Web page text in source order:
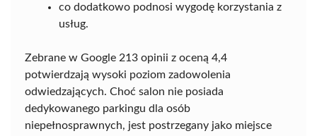
co dodatkowo podnosi wygodę korzystania z
usług.
Zebrane w Google 213 opinii z oceną 4,4
potwierdzają wysoki poziom zadowolenia
odwiedzających. Choć salon nie posiada
dedykowanego parkingu dla osób
niepełnosprawnych, jest postrzegany jako miejsce